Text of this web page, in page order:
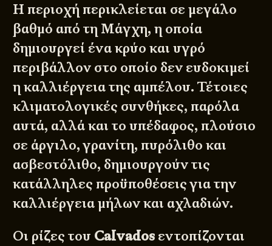
Η περιοχή περικλείεται σε μεγάλο
βαθμό από τη Μάγχη, η οποία
δημιουργεί ένα κρύο και υγρό
περιβάλλον στο οποίο δεν ευδοκιμεί
η καλλιέργεια της αμπέλου. Τέτοιες
κλιματολογικές συνθήκες, παρόλα
αυτά, αλλά και το υπέδαφος, πλούσιο
σε άργιλο, γρανίτη, πυρόλιθο και
ασβεστόλιθο, δημιουργούν τις
κατάλληλες προϋποθέσεις για την
καλλιέργεια μήλων και αχλαδιών.
Οι ρίζες του Calvados εντοπίζονται